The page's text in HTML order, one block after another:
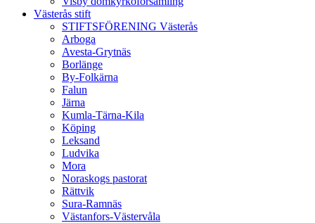
Västerås stift
STIFTSFÖRENING Västerås
Arboga
Avesta-Grytnäs
Borlänge
By-Folkärna
Falun
Järna
Kumla-Tärna-Kila
Köping
Leksand
Ludvika
Mora
Noraskogs pastorat
Rättvik
Sura-Ramnäs
Västanfors-Västervåla